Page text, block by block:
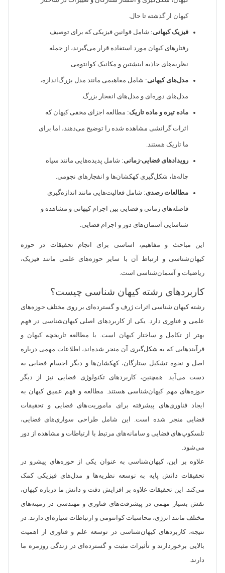
کیهان از گذشته تا حال.
فیزیک کیهانی: شامل قوانین فیزیکی که برای توصیف
رفتارهای کیهان مورد استفاده قرار می‌گیرند، از جمله
نظریه‌های جاذبه اینشتین و مکانیک کوانتومی.
مدل‌های کیهانی: شامل مفاهیمی مانند مدل بزرگ‌اندازه،
مدل‌های دوره‌ای و مدل‌های انفجار بزرگ.
ماده تیره و ماده تاریک: مطالعه اجزای مخفی کیهان که
اثرات گرانشی مشاهده شده را توضیح می‌دهند، اما برای
ما تاریک هستند.
رویدادهای فضایی-زمانی: شامل پدیده‌هایی مانند سیاه
چاله‌ها، شکل‌گیری کهکشان‌ها و انفجارهای نجومی.
مطالعات رصدی: شامل فعالیت‌هایی مانند اندازه‌گیری
فاصله‌های زمانی و فضایی بین اجرام کیهانی و مشاهده و
شناسایی آسمان‌های دور و اجرام فضایی.
این مباحث و مفاهیم، اساسی برای انجام تحقیقات در حوزه
کیهان‌شناسی و ارتباط آن با سایر حوزه‌های علمی مانند فیزیک،
ریاضیات و آسمان‌شناسی است.
کاربردهای رشته کیهان شناسی چیست؟
رشته کیهان ‌شناسی اثرات ژرف و گسترده‌ای بر روی مختلف حوزه‌های
علمی و فناوری دارد. یکی از کاربردهای اصلی کیهان‌شناسی در فهم
بهتر از تکامل و ساختار کیهان است. با مطالعه تاریخچه کیهان و
فرآیندهایی که به شکل‌گیری آن منجر شده‌اند، اطلاعات مهمی درباره
اصل و نحوه تشکیل ستارگان، کهکشان‌ها و دیگر اجسام فضایی به
دست می‌آید. همچنین، کاربردهای تکنولوژی فضایی نیز از دیگر
حوزه‌های مهم کیهان‌شناسی هستند. مطالعه و فهم عمیق کیهان به
ایجاد فناوری‌های پیشرفته برای ماموریت‌های فضایی و تحقیقات
فضایی منجر شده است. این شامل طراحی سواری‌های فضایی،
تلسکوپ‌های فضایی و سامانه‌های مرتبط با ارتباطات و مشاهده از دور
می‌شود.
علاوه بر این، کیهان‌شناسی به عنوان یکی از حوزه‌های پیشرو در
تحقیقات دانش پایه به توسعه نظریه‌ها و مدل‌های فیزیکی کمک
می‌کند. این تحقیقات علاوه بر افزایش دقت و دانش ما درباره کیهان،
نقش بسیار مهمی در پیشرفت‌های فناوری و مهندسی در زمینه‌های
مختلف مانند انرژی، محاسبات کوانتومی و ارتباطات سیاره‌ای دارند. در
نتیجه، کاربردهای کیهان‌شناسی در توسعه علم و فناوری از اهمیت
بالایی برخوردارند و تأثیرات مثبت و گسترده‌ای در زندگی روزمره ما
دارند.